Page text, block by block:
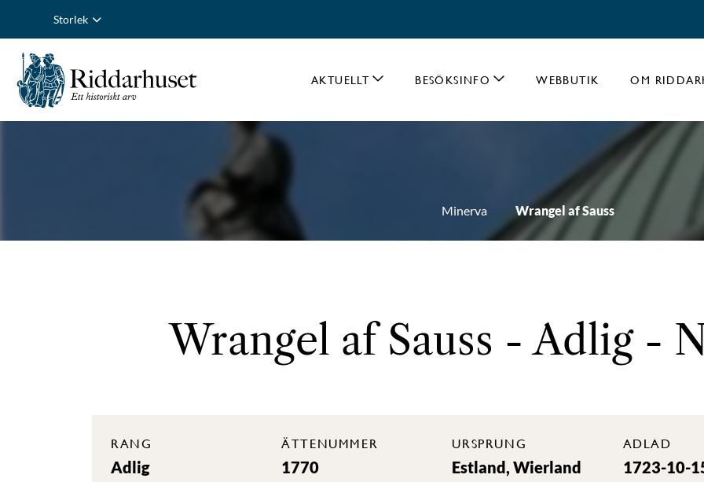
Storlek
AKTUELLT BESÖKSINFO WEBBUTIK OM
Minerva Wrangel af Sauss
Wrangel af Sauss - Adlig -
RANG
Adlig
ÄTTENUMMER
1770
URSPRUNG
Estland, Wierland
ADLAD
1723-10-